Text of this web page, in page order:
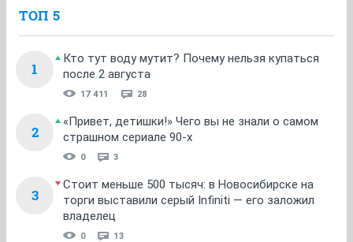
ТОП 5
1
Кто тут воду мутит? Почему нельзя купаться
после 2 августа
17 411 28
2
«Привет, детишки!» Чего вы не знали о самом
страшном сериале 90-х
0 3
3
Стоит меньше 500 тысяч: в Новосибирске на
торги выставили серый Infiniti — его заложил
владелец
0 13